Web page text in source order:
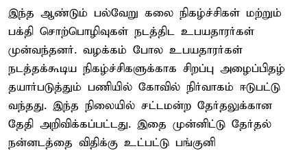
இந்த ஆண்டும் பல்வேறு கலை நிகழ்ச்சிகள் மற்றும்
பக்தி சொற்பொழிவுகள் நடத்திட உபயதாரர்கள்
முன்வந்தனர். வழக்கம் போல உபயதாரர்கள்
நடத்தக்கூடிய நிகழ்ச்சிகளுக்காக சிறப்பு அழைப்பிதழ்
தயார்படுத்தும் பணியில் கோவில் நிர்வாகம் ஈடுபட்டு
வந்தது. இந்த நிலையில் சட்டமன்ற தேர்தலுக்கான
தேதி அறிவிக்கப்பட்டது. இதை முன்னிட்டு தேர்தல்
நன்னடத்தை விதிக்கு உட்பட்டு பங்குனி